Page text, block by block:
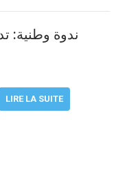
ندوة وطنية:
LIRE LA SUITE